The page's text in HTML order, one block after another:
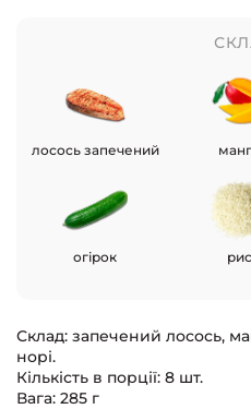
лосось запечений
огірок рис
Склад: запечений лосось,
норі.
Кількість в порції: 8 шт.
Вага: 285 г